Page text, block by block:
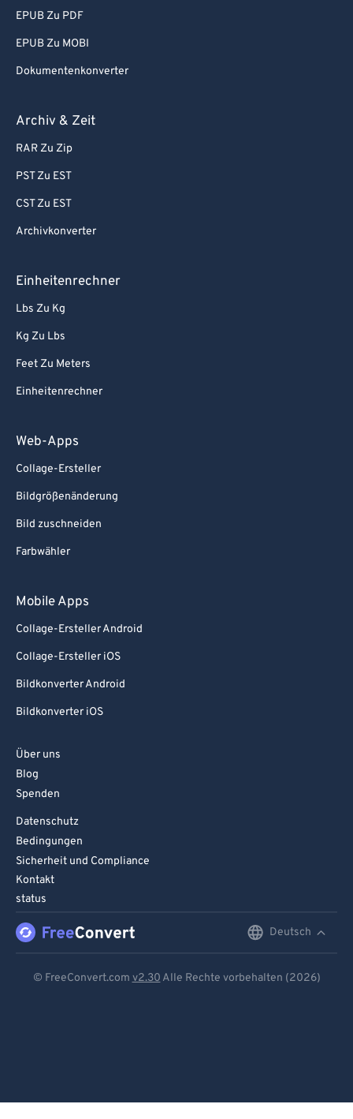
EPUB Zu PDF
EPUB Zu MOBI
Dokumentenkonverter
Archiv & Zeit
RAR Zu Zip
PST Zu EST
CST Zu EST
Archivkonverter
Einheitenrechner
Lbs Zu Kg
Kg Zu Lbs
Feet Zu Meters
Einheitenrechner
Web-Apps
Collage-Ersteller
Bildgrößenänderung
Bild zuschneiden
Farbwähler
Mobile Apps
Collage-Ersteller Android
Collage-Ersteller iOS
Bildkonverter Android
Bildkonverter iOS
Über uns
Blog
Spenden
Datenschutz
Bedingungen
Sicherheit und Compliance
Kontakt
status
Deutsch
© FreeConvert.com v2.30 Alle Rechte vorbehalten (2026)